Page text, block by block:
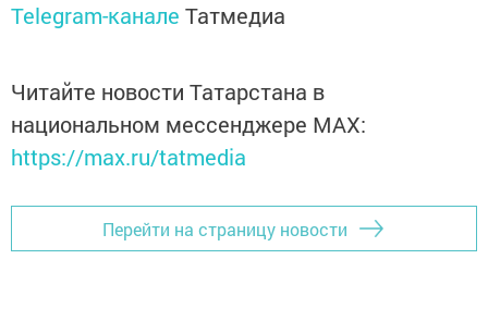
Telegram-канале Татмедиа
Читайте новости Татарстана в
национальном мессенджере MАХ:
https://max.ru/tatmedia
Перейти на страницу новости